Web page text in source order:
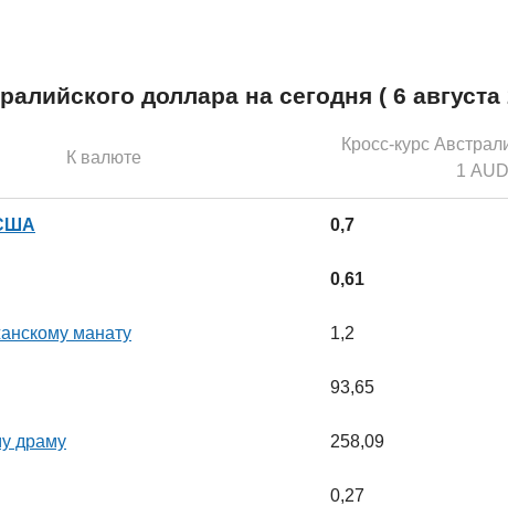
доллара на сегодня ( 6
К валюте
Кросс-курс
1
0,7
0,61
манату 1,2
93,65
драму 258,09
0,27